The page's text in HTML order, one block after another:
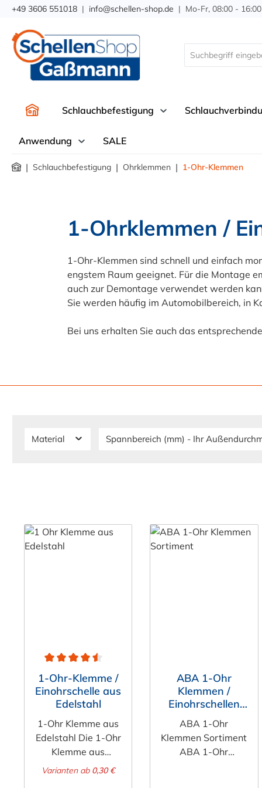
Zur Hauptnavigation springen
+49 3606 551018 | info@schellen-shop.de | Mo-Fr, 08:00 -
Schlauchbefestigung
Anwendung SALE
| Schlauchbefestigung | Ohrklemmen | 1-Ohr-Klemmen
1-Ohrklemmen /
1-Ohr-Klemmen sind schnell und einfach
engstem Raum geeignet. Für die Montage
auch zur Demontage verwendet werden
Sie werden häufig im Automobilbereich, in
Bei uns erhalten Sie auch das entsprechende
Material Spannbereich (mm) - Ihr
Durchschnittliche Bewertung von 4.5 von 5 Sternen
1-Ohr-Klemme /
Einohrschelle aus
Edelstahl
1-Ohr Klemme aus
Edelstahl Die 1-Ohr
Klemme aus
Edelstahl ist schnell
Varianten ab0,30 €
ABA 1-Ohr
Klemmen /
Einohrschellen
Sortiment inkl.
Zange, 270
Stück, Stahl
verzinkt
ABA 1-Ohr
Klemmen Sortiment
ABA 1-Ohr